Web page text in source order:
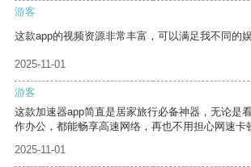
游客
这款app的视频资源非常丰富，可以满足我不同的娱
2025-11-01
游客
这款加速器app简直是居家旅行必备神器，无论是
作办公，都能畅享高速网络，再也不用担心网速卡
2025-11-01